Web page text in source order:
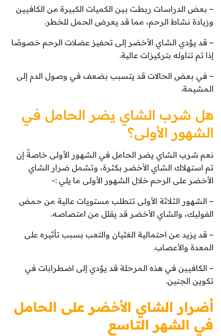
– بعض الدراسات ربطت بين الكميات الكبيرة من الكافيين
وزيادة نشاط الرحم، مما قد يعرض الحمل للخطر.
– قد يؤدي الشاي الأخضر إلى تحفيز عضلات الرحم خصوصًا
إذا تم تناوله بتركيزات عالية.
– في بعض الحالات قد يتسبب بضعف في وصول الدم إلى
المشيمة.
هل شرب الشاي يضر الحامل في
الشهور الأولى؟
نعم شرب الشاي يضر الحامل في الشهور الأولى خاصةً إن
تم استهلاك الشاي الأخضر بكثرة، وتشمل ضرار الشاي
الأخضر على الرحم خلال الشهور الأولى ما يلي :-
– الشهور الثلاثة الأولى تتطلب مستويات عالية من حمض
الفوليك، والشاي الأخضر قد يقلل من امتصاصه.
– قد يزيد من احتمالية الغثيان والتعب بسبب تأثيره على
المعدة والأعصاب.
– الكافيين في هذه المرحلة قد يؤدي إلى اضطرابات في
تكوين الجنين.
أضرار الشاي الأخضر على الحامل
في الشهر التاسع